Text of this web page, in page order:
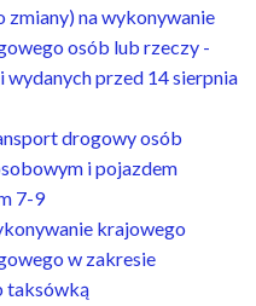
zmiany) na wykonywanie
osób lub rzeczy -
przed 14 sierpnia
drogowy osób
i pojazdem
7-9
krajowego
w zakresie
taksówką